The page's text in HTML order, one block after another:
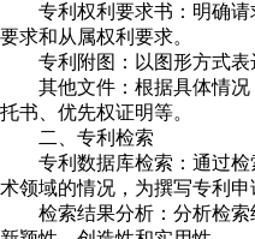
专利权利要求书：明确请
要求和从属权利要求。
专利附图：以图形方式表
其他文件：根据具体情况
托书、优先权证明等。
二、专利检索
专利数据库检索：通过检
术领域的情况，为撰写专利申
检索结果分析：分析检索